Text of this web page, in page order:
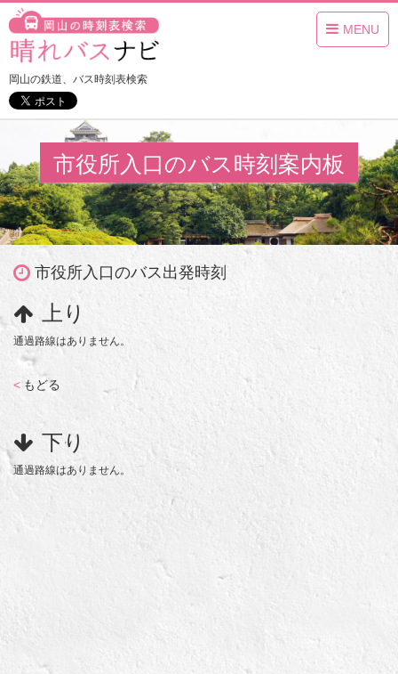
MENU
岡山の鉄道、バス時刻表検索
市役所入口のバス時刻案内板
市役所入口のバス出発時刻
上り
通過路線はありません。
< もどる
下り
通過路線はありません。